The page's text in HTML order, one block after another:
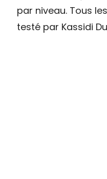
par niveau. Tous
testé par Kassidi